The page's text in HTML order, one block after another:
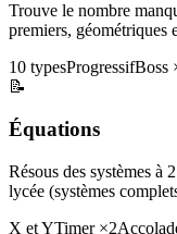
Trouve le nombre
premiers, géométriques
10 typesProgressifBoss
📝
Équations
Résous des systèmes à
lycée (systèmes
X et YTimer ×2